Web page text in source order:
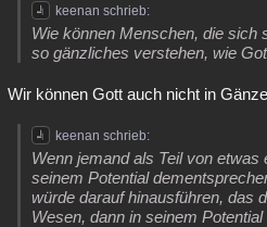
keenan schrieb:
Wie können Menschen, die sich
so gänzliches verstehen, wie
Wir können Gott auch nicht in
keenan schrieb:
Wenn jemand als Teil von etwas
seinem Potential
würde darauf hinausführen, das
Wesen, dann in seinem